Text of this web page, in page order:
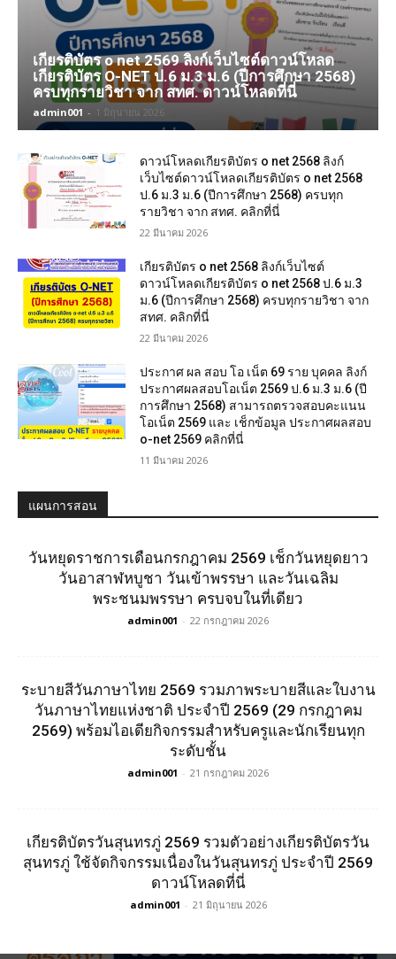
เกียรติบัตร o net 2569 ลิงก์เว็บไซต์ดาวน์โหลด
เกียรติบัตร O-NET ป.6 ม.3 ม.6 (ปีการศึกษา 2568)
ครบทุกรายวิชา จาก สทศ. ดาวน์โหลดที่นี่
admin001 - 1 มิถุนายน 2026
ดาวน์โหลดเกียรติบัตร o net 2568 ลิงก์
เว็บไซต์ดาวน์โหลดเกียรติบัตร o net 2568
ป.6 ม.3 ม.6 (ปีการศึกษา 2568) ครบทุก
รายวิชา จาก สทศ. คลิกที่นี่
22 มีนาคม 2026
เกียรติบัตร o net 2568 ลิงก์เว็บไซต์
ดาวน์โหลดเกียรติบัตร o net 2568 ป.6 ม.3
ม.6 (ปีการศึกษา 2568) ครบทุกรายวิชา จาก
สทศ. คลิกที่นี่
22 มีนาคม 2026
ประกาศ ผล สอบ โอ เน็ต 69 ราย บุคคล ลิงก์
ประกาศผลสอบโอเน็ต 2569 ป.6 ม.3 ม.6 (ปี
การศึกษา 2568) สามารถตรวจสอบคะแนน
โอเน็ต 2569 และ เช็กข้อมูล ประกาศผลสอบ
o-net 2569 คลิกที่นี่
11 มีนาคม 2026
แผนการสอน
วันหยุดราชการเดือนกรกฎาคม 2569 เช็กวันหยุดยาว
วันอาสาฬหบูชา วันเข้าพรรษา และวันเฉลิม
พระชนมพรรษา ครบจบในที่เดียว
admin001 - 22 กรกฎาคม 2026
ระบายสีวันภาษาไทย 2569 รวมภาพระบายสีและใบงาน
วันภาษาไทยแห่งชาติ ประจำปี 2569 (29 กรกฎาคม
2569) พร้อมไอเดียกิจกรรมสำหรับครูและนักเรียนทุก
ระดับชั้น
admin001 - 21 กรกฎาคม 2026
เกียรติบัตรวันสุนทรภู่ 2569 รวมตัวอย่างเกียรติบัตรวัน
สุนทรภู่ ใช้จัดกิจกรรมเนื่องในวันสุนทรภู่ ประจำปี 2569
ดาวน์โหลดที่นี่
admin001 - 21 มิถุนายน 2026